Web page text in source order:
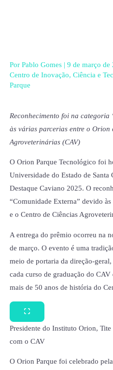
Por Pablo Gomes | 9 de março de
Centro de Inovação, Ciência e
Parque
Reconhecimento foi na
às várias parcerias entre o Orion
Agroveterinárias (CAV)
O Orion Parque Tecnológico foi
Universidade do Estado de
Destaque Caviano 2025. O
“Comunidade Externa” devido
e o Centro de Ciências
A entrega do prêmio ocorreu na
de março. O evento é uma
meio de portaria da direção-
cada curso de graduação do
mais de 50 anos de história do
Presidente do Instituto Orion,
com o CAV
O Orion Parque foi celebrado